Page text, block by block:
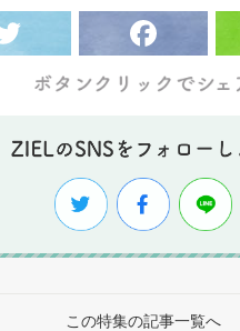
この特集の記事一覧へ